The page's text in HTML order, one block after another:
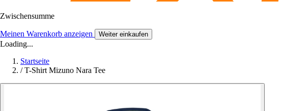
Zwischensumme
Meinen Warenkorb anzeigen Weiter einkaufen
Loading...
Startseite
/ T-Shirt Mizuno Nara Tee